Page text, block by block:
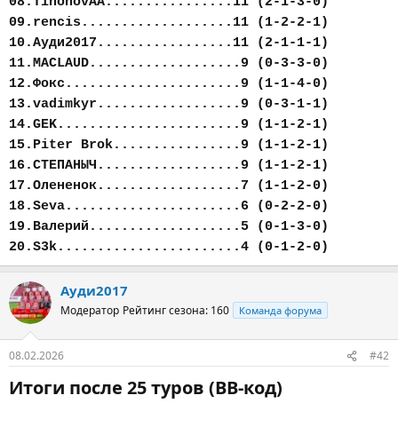
09.rencis...................11 (1-2-2-1)
10.Ауди2017.................11 (2-1-1-1)
11.MACLAUD...................9 (0-3-3-0)
12.Фокс......................9 (1-1-4-0)
13.vadimkyr..................9 (0-3-1-1)
14.GEK.......................9 (1-1-2-1)
15.Piter Brok................9 (1-1-2-1)
16.СТЕПАНЫЧ..................9 (1-1-2-1)
17.Олененок..................7 (1-1-2-0)
18.Seva......................6 (0-2-2-0)
19.Валерий...................5 (0-1-3-0)
20.S3k.......................4 (0-1-2-0)
Ауди2017
Модератор Рейтинг сезона: 160 Команда форума
08.02.2026 #42
Итоги после 25 туров (BB-код)​